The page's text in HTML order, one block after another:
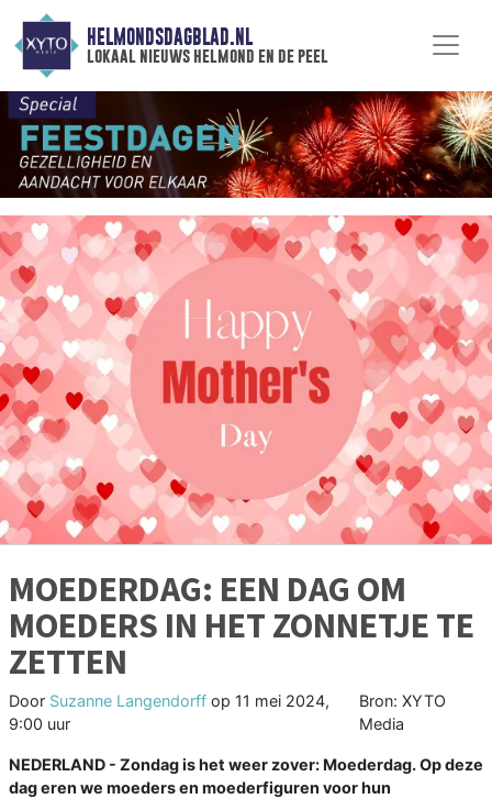
HELMONDSDAGBLAD.NL
lokaal nieuws helmond en de peel
MOEDERDAG: EEN DAG OM
MOEDERS IN HET ZONNETJE TE
ZETTEN
Door Suzanne Langendorff op 11 mei 2024,
9:00 uur
Bron: XYTO
Media
NEDERLAND - Zondag is het weer zover: Moederdag. Op deze
dag eren we moeders en moederfiguren voor hun